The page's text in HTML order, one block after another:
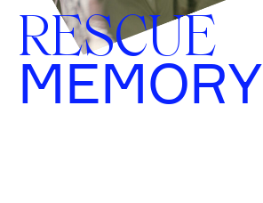
RESCUE
MEMORY